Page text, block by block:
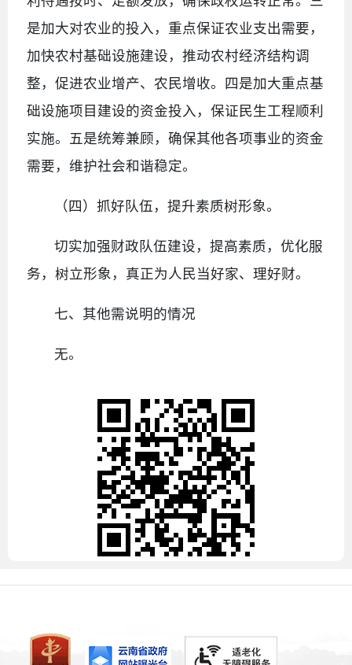
是加大对农业的投入，重点保证农业支出需要，
加快农村基础设施建设，推动农村经济结构调
整，促进农业增产、农民增收。四是加大重点基
础设施项目建设的资金投入，保证民生工程顺利
实施。五是统筹兼顾，确保其他各项事业的资金
需要，维护社会和谐稳定。
（四）抓好队伍，提升素质树形象。
切实加强财政队伍建设，提高素质，优化服
务，树立形象，真正为人民当好家、理好财。
七、其他需说明的情况
无。